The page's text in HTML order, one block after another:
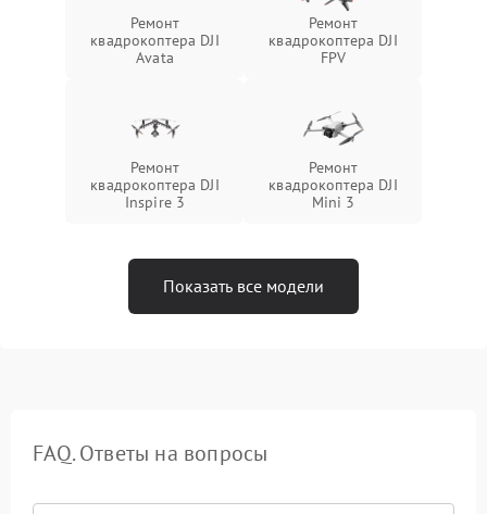
Ремонт
квадрокоптера DJI
Avata
Ремонт
квадрокоптера DJI
FPV
Ремонт
квадрокоптера DJI
Inspire 3
Ремонт
квадрокоптера DJI
Mini 3
Показать все модели
FAQ. Ответы на вопросы